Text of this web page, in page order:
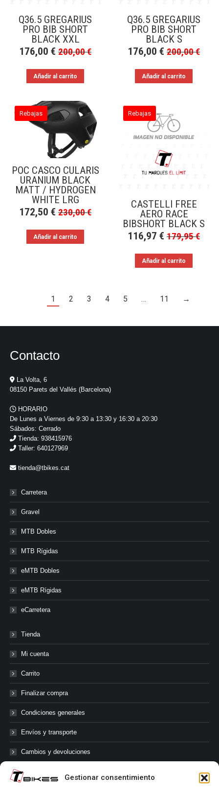
Gestionar consentimiento
Q36.5 GREGARIUS
PRO BIB SHORT
BLACK XXL
176,00 € 200,00€
Añadir al carrito
Q36.5 GREGARIUS
PRO BIB SHORT
BLACK S
176,00 € 200,00€
Añadir al carrito
Rebajas
POC CASCO CULARIS
URANIUM BLACK
MATT / HYDROGEN
WHITE LRG
172,50 € 230,00€
Añadir al carrito
Rebajas
CASTELLI FREE
AERO RACE
BIBSHORT BLACK S
116,97 € 179,95€
Añadir al carrito
1 2 3 4 5 … 11 →
Contacto
La Volta, 6
08150 Parets del Vallés (Barcelona)
HORARIO
De Lunes a Viernes de 9:30 a 13:30 y 16:30 a 20:30
Sábados: Cerrado
Tienda: 938415976
Taller: 640127969
tienda@tbikes.cat
Carretera
Gravel
MTB Dobles
MTB Rígidas
eMTB Dobles
eMTB Rígidas
eCarretera
Tienda
Mi cuenta
Carrito
Finalizar compra
Condiciones generales
Envíos y transporte
Cambios y devoluciones